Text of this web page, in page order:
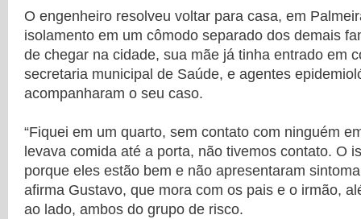
O engenheiro resolveu voltar para casa, em
isolamento em um cômodo separado dos demais
de chegar na cidade, sua mãe já tinha entrado em
secretaria municipal de Saúde, e agentes
acompanharam o seu caso.
“Fiquei em um quarto, sem contato com ninguém
levava comida até a porta, não tivemos contato. O
porque eles estão bem e não apresentaram
afirma Gustavo, que mora com os pais e o irmão,
ao lado, ambos do grupo de risco.